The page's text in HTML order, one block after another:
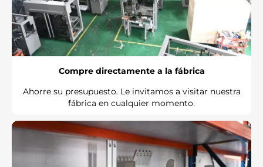
Compre directamente a la fábrica
Ahorre su presupuesto. Le invitamos a visitar nuestra
fábrica en cualquier momento.